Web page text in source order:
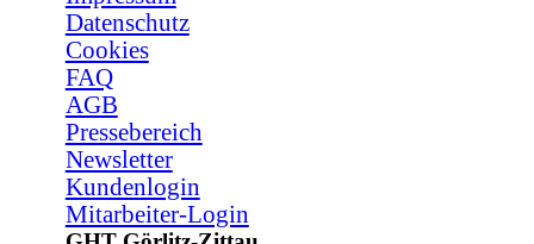
Datenschutz
Cookies
FAQ
AGB
Pressebereich
Newsletter
Kundenlogin
Mitarbeiter-Login